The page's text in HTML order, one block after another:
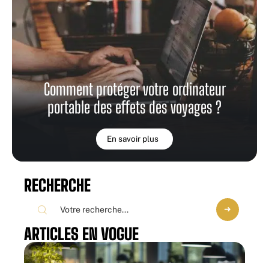
Comment protéger votre ordinateur
portable des effets des voyages ?
En savoir plus
RECHERCHE
ARTICLES EN VOGUE